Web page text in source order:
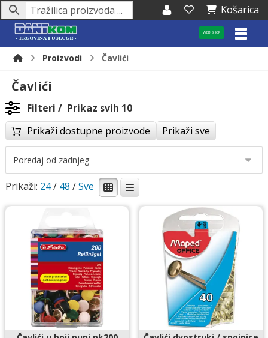
Košarica
WEB SHOP
Proizvodi Čavlići
Čavlići
Filteri
Prikaz svih 10
Prikaži dostupne proizvode
Prikaži sve
Prikaži: 24/ 48 /